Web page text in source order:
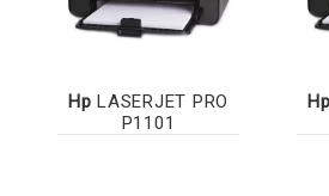
Hp LASERJET PRO
P1101
Hp